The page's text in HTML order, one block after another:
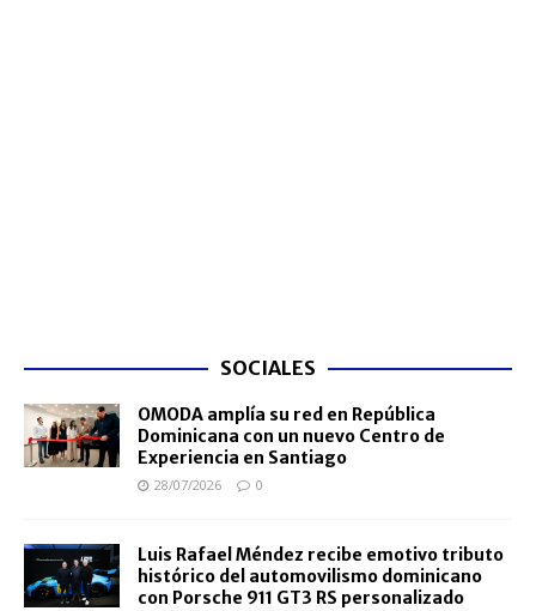
SOCIALES
OMODA amplía su red en República
Dominicana con un nuevo Centro de
Experiencia en Santiago
28/07/2026 0
Luis Rafael Méndez recibe emotivo tributo
histórico del automovilismo dominicano
con Porsche 911 GT3 RS personalizado